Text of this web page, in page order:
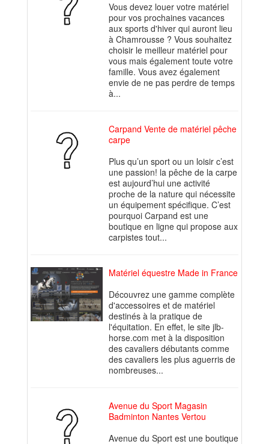
Vous devez louer votre matériel
pour vos prochaines vacances
aux sports d'hiver qui auront lieu
à Chamrousse ? Vous souhaitez
choisir le meilleur matériel pour
vous mais également toute votre
famille. Vous avez également
envie de ne pas perdre de temps
à...
Carpand Vente de matériel pêche
carpe
Plus qu’un sport ou un loisir c’est
une passion! la pêche de la carpe
est aujourd’hui une activité
proche de la nature qui nécessite
un équipement spécifique. C’est
pourquoi Carpand est une
boutique en ligne qui propose aux
carpistes tout...
Matériel équestre Made in France
Découvrez une gamme complète
d'accessoires et de matériel
destinés à la pratique de
l'équitation. En effet, le site jlb-
horse.com met à la disposition
des cavaliers débutants comme
des cavaliers les plus aguerris de
nombreuses...
Avenue du Sport Magasin
Badminton Nantes Vertou
Avenue du Sport est une boutique